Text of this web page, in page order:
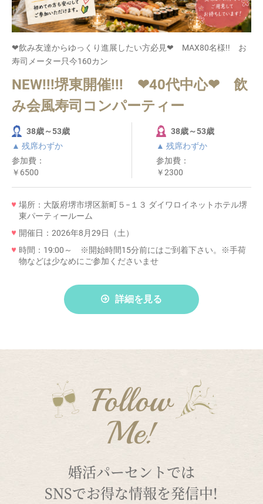
❤飲み友達からゆっくり進展したい方必見❤ MAX80名様!! お
寿司メーター只今160カン
NEW!!!堺東開催!!! ❤40代中心❤ 飲
み会風寿司コンパーティー
38歳～53歳
▲ 残席わずか
参加費：
￥6500
38歳～53歳
▲ 残席わずか
参加費：
￥2300
場所：大阪府堺市堺区新町５−１３ ダイワロイネットホテル堺
東パーティールーム
開催日：2026年8月29日（土）
時間：19:00～ ※開始時間15分前にはご到着下さい。※手荷
物などは少なめにご参加くださいませ
詳細を見る
Follow
Me!
婚活パーセントでは
SNSでお得な情報を発信中!